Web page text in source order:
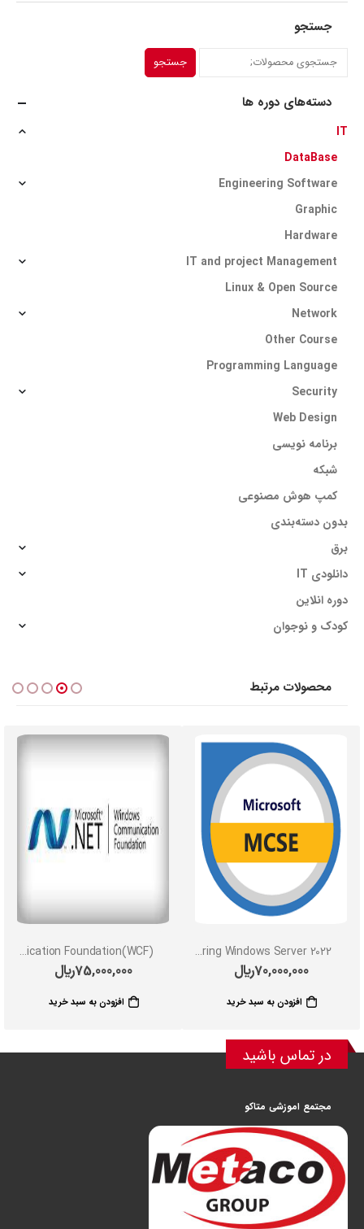
جستجو
جستجو
دسته‌های دوره ها
IT
DataBase
Engineering Software
Graphic
Hardware
IT and project Management
Linux & Open Source
Network
Other Course
Programming Language
Security
Web Design
برنامه نویسی
شبکه
کمپ هوش مصنوعی
بدون دسته‌بندی
برق
دانلودی IT
دوره انلاین
کودک و نوجوان
محصولات مرتبط
MCSE: Securing Windows Server 2022
70,000,000﷼
افزودن به سبد خرید
Windows Communication Foundation(WCF)
75,000,000﷼
افزودن به سبد خرید
در تماس باشید
مجتمع اموزشی متاکو